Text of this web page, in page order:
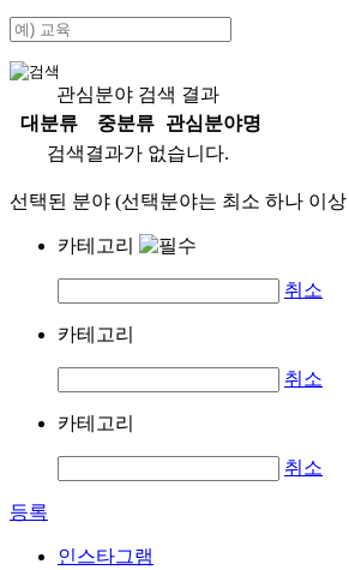
관심분야 검색 결과
대분류
중분류
관심분야명
검색결과가 없습니다.
선택된 분야 (선택분야는 최소 하나 이
카테고리
취소
카테고리
취소
카테고리
취소
등록
인스타그램